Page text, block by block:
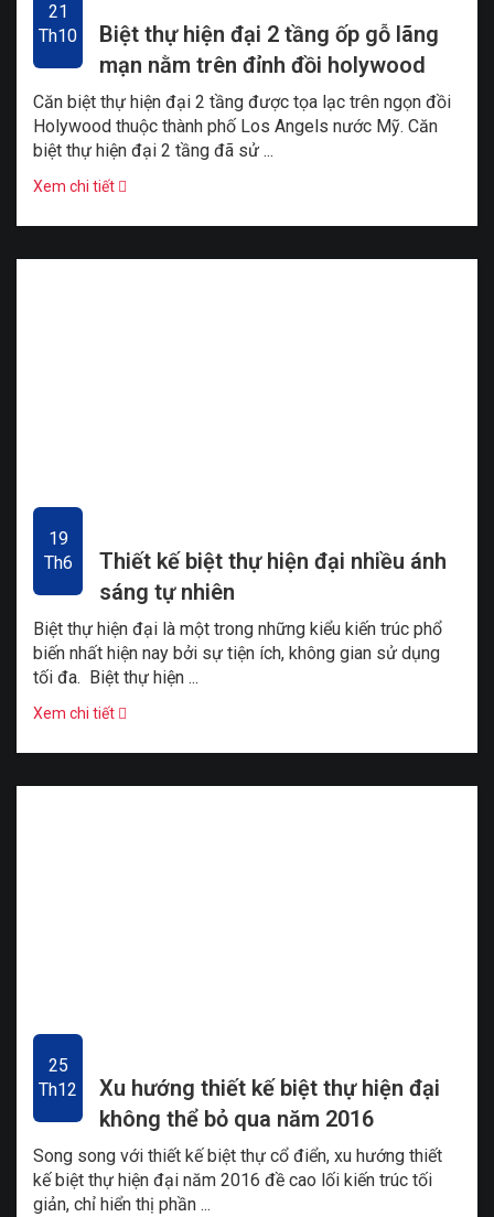
Biệt thự hiện đại 2 tầng ốp gỗ lãng
mạn nằm trên đỉnh đồi holywood
chất lừ
Căn biệt thự hiện đại 2 tầng được tọa lạc trên ngọn đồi
Holywood thuộc thành phố Los Angels nước Mỹ. Căn
biệt thự hiện đại 2 tầng đã sử ...
21
Th10
Xem chi tiết
Thiết kế biệt thự hiện đại nhiều ánh
sáng tự nhiên
Biệt thự hiện đại là một trong những kiểu kiến trúc phổ
biến nhất hiện nay bởi sự tiện ích, không gian sử dụng
tối đa. Biệt thự hiện ...
19
Th6
Xem chi tiết
Xu hướng thiết kế biệt thự hiện đại
không thể bỏ qua năm 2016
Song song với thiết kế biệt thự cổ điển, xu hướng thiết
kế biệt thự hiện đại năm 2016 đề cao lối kiến trúc tối
giản, chỉ hiển thị phần ...
25
Th12